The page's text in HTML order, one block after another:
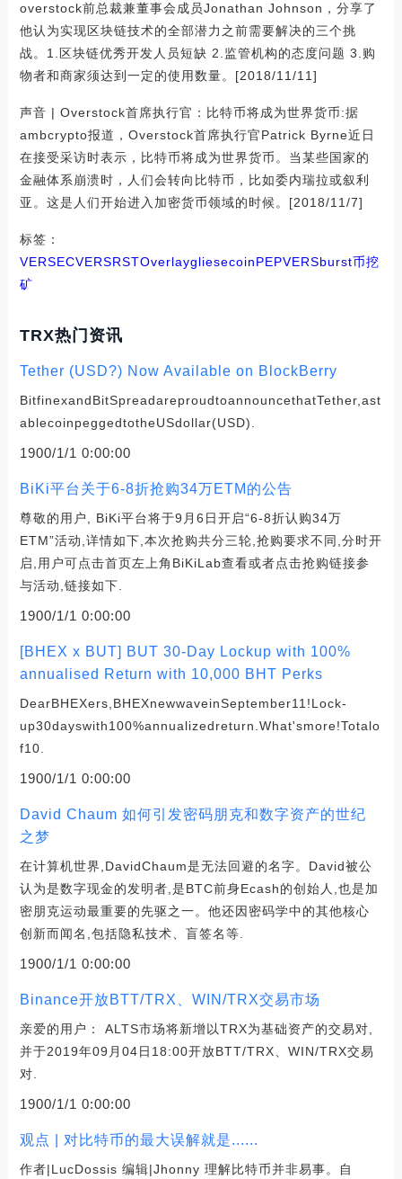
overstock前总裁兼董事会成员Jonathan Johnson，分享了
他认为实现区块链技术的全部潜力之前需要解决的三个挑
战。1.区块链优秀开发人员短缺 2.监管机构的态度问题 3.购
物者和商家须达到一定的使用数量。[2018/11/11]
声音 | Overstock首席执行官：比特币将成为世界货币:据
ambcrypto报道，Overstock首席执行官Patrick Byrne近日
在接受采访时表示，比特币将成为世界货币。当某些国家的
金融体系崩溃时，人们会转向比特币，比如委内瑞拉或叙利
亚。这是人们开始进入加密货币领域的时候。[2018/11/7]
标签：
VERSECVERSRSTOverlaygliesecoinPEPVERSburst币挖
矿
TRX热门资讯
Tether (USD?) Now Available on BlockBerry
BitfinexandBitSpreadareproudtoannouncethatTether,ast
ablecoinpeggedtotheUSdollar(USD).
1900/1/1 0:00:00
BiKi平台关于6-8折抢购34万ETM的公告
尊敬的用户, BiKi平台将于9月6日开启“6-8折认购34万
ETM”活动,详情如下,本次抢购共分三轮,抢购要求不同,分时开
启,用户可点击首页左上角BiKiLab查看或者点击抢购链接参
与活动,链接如下.
1900/1/1 0:00:00
[BHEX x BUT] BUT 30-Day Lockup with 100%
annualised Return with 10,000 BHT Perks
DearBHEXers,BHEXnewwaveinSeptember11!Lock-
up30dayswith100%annualizedreturn.What'smore!Totalo
f10.
1900/1/1 0:00:00
David Chaum 如何引发密码朋克和数字资产的世纪
之梦
在计算机世界,DavidChaum是无法回避的名字。David被公
认为是数字现金的发明者,是BTC前身Ecash的创始人,也是加
密朋克运动最重要的先驱之一。他还因密码学中的其他核心
创新而闻名,包括隐私技术、盲签名等.
1900/1/1 0:00:00
Binance开放BTT/TRX、WIN/TRX交易市场
亲爱的用户： ALTS市场将新增以TRX为基础资产的交易对,
并于2019年09月04日18:00开放BTT/TRX、WIN/TRX交易
对.
1900/1/1 0:00:00
观点 | 对比特币的最大误解就是......
作者|LucDossis 编辑|Jhonny 理解比特币并非易事。自